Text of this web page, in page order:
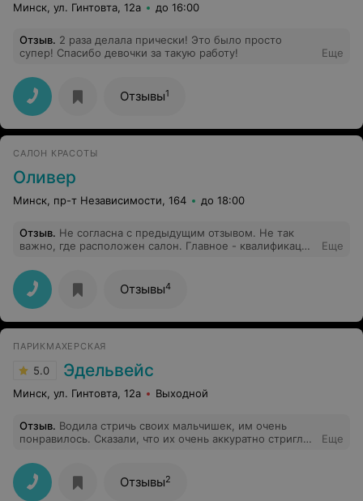
Минск, ул. Гинтовта, 12а до 16:00
Отзыв. 2 раза делала прически! Это было просто
супер! Спасибо девочки за такую работу!
Еще
Отзывы1
САЛОН КРАСОТЫ
Оливер
Минск, пр-т Независимости, 164 до 18:00
Отзыв. Не согласна с предыдущим отзывом. Не так
важно, где расположен салон. Главное - квалификация
для салона, но внутри все чисто, аккуратно и красиво.
Соответсвует салону. Я ходила в так называемые "vip"-
салоны, отдавала раза в 3 больше, чем здесь, а
результатом оставалась недовольна. В Оливере же
обслуживалась у нескольких мастеров (Наталья, Таня,
результатом! И если вам кажется, что цены завышены
- сходите, а не просто пишите, в vip-салон.
Почувствуете разницу. Отлично, что сделали ремонт. А
мастера - действительно молодцы.
Еще
Отзывы4
ПАРИКМАХЕРСКАЯ
5.0 Эдельвейс
Минск, ул. Гинтовта, 12а Выходной
Отзыв. Водила стричь своих мальчишек, им очень
понравилось. Сказали, что их очень аккуратно стригла
мне понравился результат:) благодарю! Пойдем еще
Еще
Отзывы2